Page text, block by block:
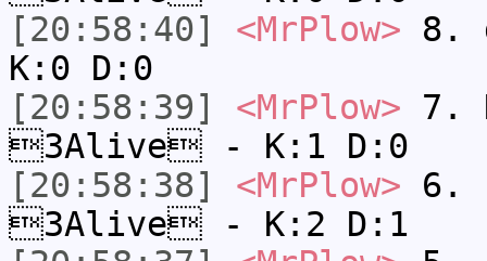
[20:58:40]
<MrPlow> 8.
K:0 D:0
[20:58:39]
<MrPlow> 7.
3Alive - K:1 D:0
[20:58:38]
<MrPlow> 6.
3Alive - K:2 D:1